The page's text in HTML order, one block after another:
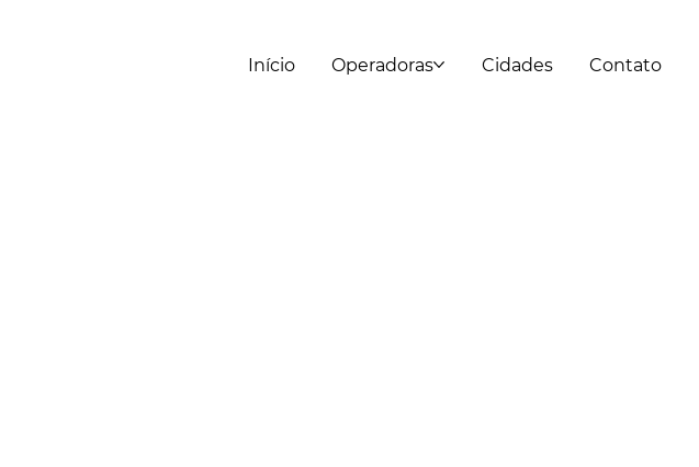
Início Operadoras Cidades Contato